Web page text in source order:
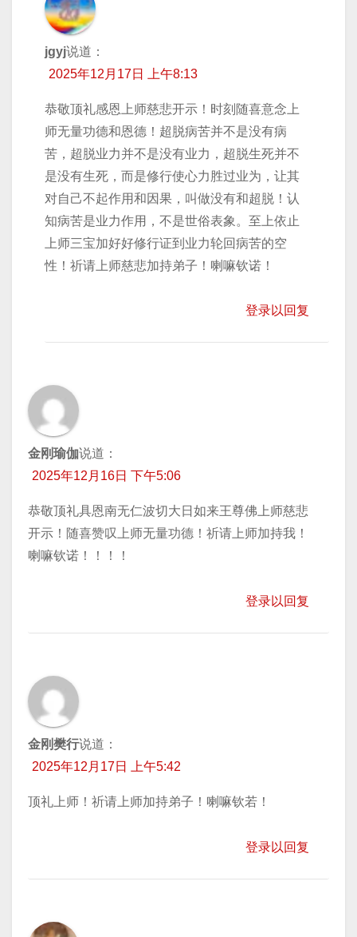
jgyj说道：
2025年12月17日 上午8:13
恭敬顶礼感恩上师慈悲开示！时刻随喜意念上
师无量功德和恩德！超脱病苦并不是没有病
苦，超脱业力并不是没有业力，超脱生死并不
是没有生死，而是修行使心力胜过业为，让其
对自己不起作用和因果，叫做没有和超脱！认
知病苦是业力作用，不是世俗表象。至上依止
上师三宝加好好修行证到业力轮回病苦的空
性！祈请上师慈悲加持弟子！喇嘛钦诺！
登录以回复
金刚瑜伽说道：
2025年12月16日 下午5:06
恭敬顶礼具恩南无仁波切大日如来王尊佛上师慈悲
开示！随喜赞叹上师无量功德！祈请上师加持我！
喇嘛钦诺！！！！
登录以回复
金刚樊行说道：
2025年12月17日 上午5:42
顶礼上师！祈请上师加持弟子！喇嘛钦若！
登录以回复